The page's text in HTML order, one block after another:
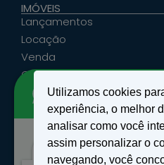
IMÓVEIS
Lançamentos
Locação
Venda
Cadastrar Seu Imóvel
ATENDIMENTO
(19) 9 9639-4985
Rua Floriano Peixoto,
Utilizamos cookies
experiência, o melhor
analisar como você
assim personalizar o
navegando, você